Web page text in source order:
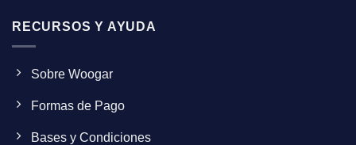
RECURSOS Y AYUDA
Sobre Woogar
Formas de Pago
Bases y Condiciones